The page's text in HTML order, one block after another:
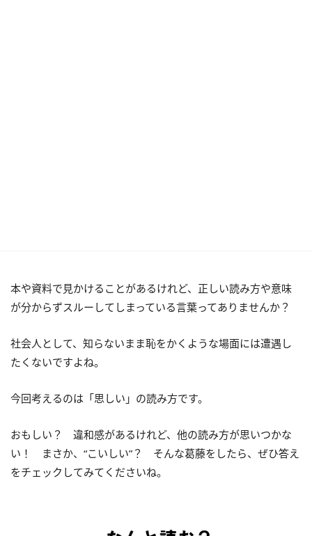
本や資料で見かけることがあるけれど、正しい読み方や意味
が分からずスルーしてしまっている言葉ってありませんか？
社会人として、知らないまま恥をかくような場面には遭遇し
たくないですよね。
今回考えるのは「思しい」の読み方です。
おもしい？ 違和感があるけれど、他の読み方が思いつかな
い！ まさか、“こいしい”？ そんな葛藤をしたら、ぜひ答え
をチェックしてみてくださいね。